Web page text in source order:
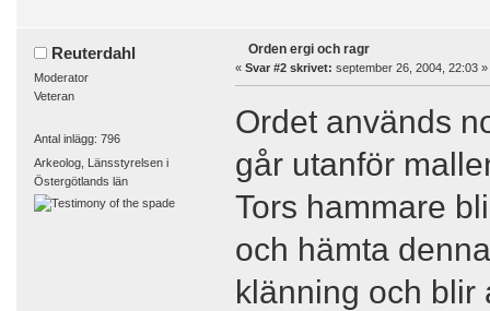
Reuterdahl
Moderator
Veteran
Antal inlägg: 796
Arkeolog, Länsstyrelsen i
Östergötlands län
Orden ergi och ragr
« Svar #2 skrivet: september 26, 2004, 22:03 »
Ordet används
går utanför
Tors hammare
och hämta
klänning och blir